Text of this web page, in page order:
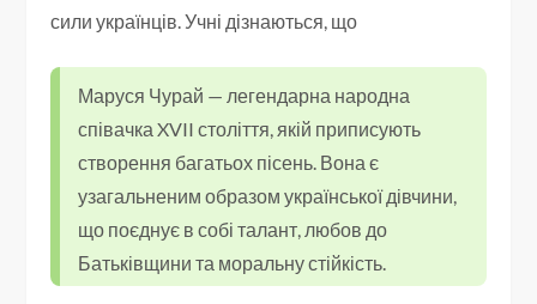
сили українців. Учні дізнаються, що
Маруся Чурай — легендарна народна
співачка XVII століття, якій приписують
створення багатьох пісень. Вона є
узагальненим образом української дівчини,
що поєднує в собі талант, любов до
Батьківщини та моральну стійкість.